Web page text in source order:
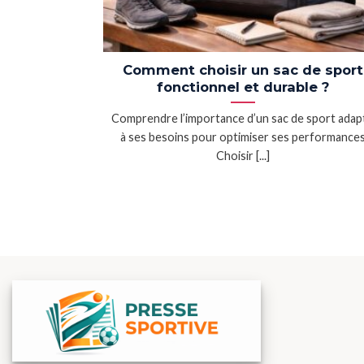
Comment choisir un sac de sport
fonctionnel et durable ?
Comprendre l’importance d’un sac de sport
à ses besoins pour optimiser ses performances
Choisir [...]